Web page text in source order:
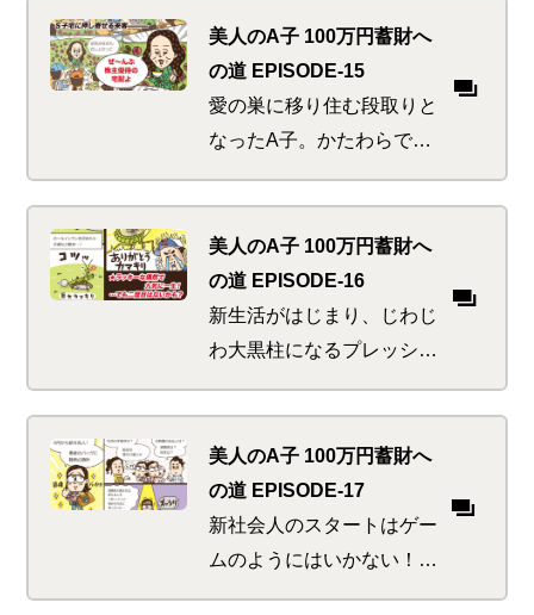
が思った以上に高かっ
た…。うまくレベルアップ
してしのいで行けるの
か！？
美人のA子 100万円蓄財へ
の道 EPISODE-15
愛の巣に移り住む段取りと
なったA子。かたわらで見
かけた、近所にお住いのス
ーパーセレブ先輩宅には怪
しげな来客がひっきりな
し。漂うのはバラと紅茶と
お金の香り！？
美人のA子 100万円蓄財へ
の道 EPISODE-16
新生活がはじまり、じわじ
わ大黒柱になるプレッシャ
ーが彼にのしかかってく
る。そんな中、自転車で間
一髪！や、ゴルフで危機一
髪！など度重なるピンチに
遭遇！？
美人のA子 100万円蓄財へ
の道 EPISODE-17
新社会人のスタートはゲー
ムのようにはいかない！給
与口座に家賃、光熱費、は